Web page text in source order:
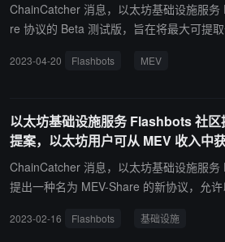
ChainCatcher 消息，以太坊基础设施服
re 协议的 Beta 测试版，旨在将最大可提
中，Flashbots Protect 是一种可以与用户
管理订单流共享，这可以防止抢先交易，
机器人的搜寻者共享交易信息。因此，用户
奖励”，同时保持基本的隐私水平。（来源
2023-04-20 Flashbots MEV
以太坊基础设施服务 Flashbots 社
提案，以太坊用户可从 MEV 收入中
ChainCatcher 消息，以太坊基础设施服
提出一种名为 MEV-Share 的新协议，允
节点和区块构建者。目前，该协议仍在提案
2023-02-16 Flashbots 基础设施